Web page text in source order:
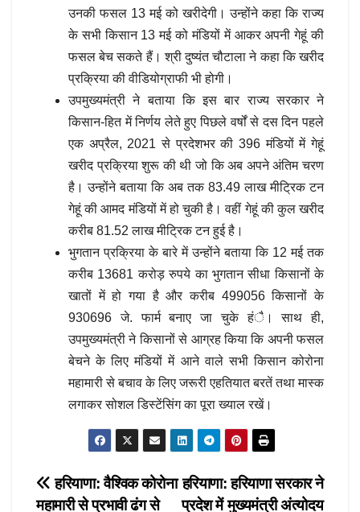
उनकी फसल 13 मई को खरीदेगी। उन्होंने कहा कि राज्य
के सभी किसान 13 मई को मंडियों में आकर अपनी गेहूं की
फसल बेच सकते हैं। श्री दुष्यंत चौटाला ने कहा कि खरीद
प्रक्रिया की वीडियोग्राफी भी होगी।
उपमुख्यमंत्री ने बताया कि इस बार राज्य सरकार ने
किसान-हित में निर्णय लेते हुए पिछले वर्षों से दस दिन पहले
एक अप्रैल, 2021 से प्रदेशभर की 396 मंडियों में गेहूं
खरीद प्रक्रिया शुरू की थी जो कि अब अपने अंतिम चरण
है। उन्होंने बताया कि अब तक 83.49 लाख मीट्रिक टन
गेहूं की आमद मंडियों में हो चुकी है। वहीं गेहूं की कुल खरीद
करीब 81.52 लाख मीट्रिक टन हुई है।
भुगतान प्रक्रिया के बारे में उन्होंने बताया कि 12 मई तक
करीब 13681 करोड़ रुपये का भुगतान सीधा किसानों के
खातों में हो गया है और करीब 499056 किसानों के
930696 जे. फार्म बनाए जा चुके हंै। साथ ही,
उपमुख्यमंत्री ने किसानों से आग्रह किया कि अपनी फसल
बेचने के लिए मंडियों में आने वाले सभी किसान कोरोना
महामारी से बचाव के लिए जरूरी एहतियात बरतें तथा मास्क
लगाकर सोशल डिस्टेंसिंग का पूरा ख्याल रखें।
Post
हरियाणा: हरियाणा सरकार ने
प्रदेश में मुख्यमंत्री अंत्योदय
हरियाणा: वैश्विक कोरोना
महामारी से प्रभावी ढंग से